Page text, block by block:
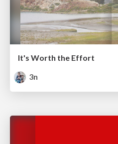
It's Worth the Effort
3n